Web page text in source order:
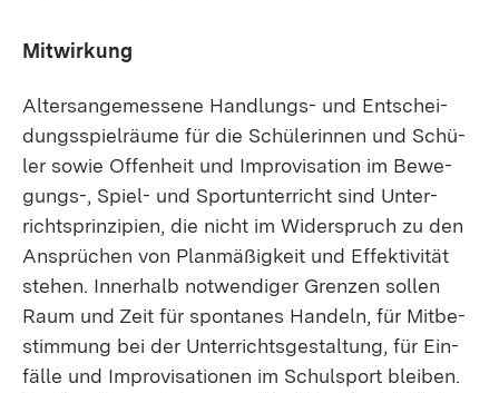
Mit­wir­kung
Al­ters­an­ge­mes­se­ne Hand­lungs- und Ent­schei­
dungs­spiel­räu­me für die Schü­le­rin­nen und Schü­
ler so­wie Of­fen­heit und Im­pro­vi­sa­ti­on im Be­we­
gungs-, Spiel- und Sport­un­ter­richt sind Un­ter­
richt­s­prin­zi­pi­en, die nicht im Wi­der­spruch zu den
An­sprü­chen von Plan­mä­ßig­keit und Ef­fek­ti­vi­tät
ste­hen. In­ner­halb not­wen­di­ger Gren­zen sol­len
Raum und Zeit für spon­ta­nes Han­deln, für Mit­be­
stim­mung bei der Un­ter­richts­ge­stal­tung, für Ein­
fäl­le und Im­pro­vi­sa­tio­nen im Schul­sport blei­ben.